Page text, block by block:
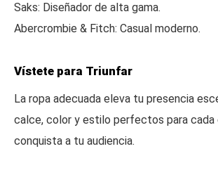
Saks: Diseñador de alta gama.
Abercrombie & Fitch: Casual moderno.
Vístete para Triunfar
La ropa adecuada eleva tu presencia
calce, color y estilo perfectos para cada
conquista a tu audiencia.